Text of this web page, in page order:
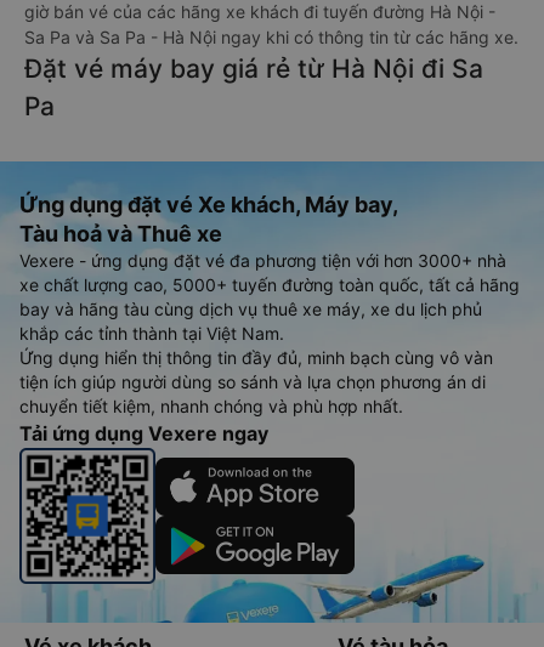
giờ bán vé của các hãng xe khách đi tuyến đường Hà Nội -
Sa Pa và Sa Pa - Hà Nội ngay khi có thông tin từ các hãng xe.
Đặt vé máy bay giá rẻ từ Hà Nội đi Sa
Pa
Ứng dụng đặt vé Xe khách, Máy bay,
Tàu hoả và Thuê xe
Vexere - ứng dụng đặt vé đa phương tiện với hơn 3000+ nhà
xe chất lượng cao, 5000+ tuyến đường toàn quốc, tất cả hãng
bay và hãng tàu cùng dịch vụ thuê xe máy, xe du lịch phủ
khắp các tỉnh thành tại Việt Nam.
Ứng dụng hiển thị thông tin đầy đủ, minh bạch cùng vô vàn
tiện ích giúp người dùng so sánh và lựa chọn phương án di
chuyển tiết kiệm, nhanh chóng và phù hợp nhất.
Tải ứng dụng Vexere ngay